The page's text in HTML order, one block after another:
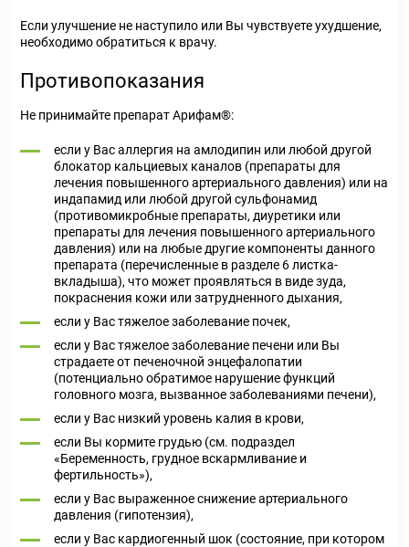
Если улучшение не наступило или Вы чувствуете ухудшение,
необходимо обратиться к врачу.
Противопоказания
Не принимайте препарат Арифам®:
если у Вас аллергия на амлодипин или любой другой
блокатор кальциевых каналов (препараты для
лечения повышенного артериального давления) или на
индапамид или любой другой сульфонамид
(противомикробные препараты, диуретики или
препараты для лечения повышенного артериального
давления) или на любые другие компоненты данного
препарата (перечисленные в разделе 6 листка-
вкладыша), что может проявляться в виде зуда,
покраснения кожи или затрудненного дыхания,
если у Вас тяжелое заболевание почек,
если у Вас тяжелое заболевание печени или Вы
страдаете от печеночной энцефалопатии
(потенциально обратимое нарушение функций
головного мозга, вызванное заболеваниями печени),
если у Вас низкий уровень калия в крови,
если Вы кормите грудью (см. подраздел
«Беременность, грудное вскармливание и
фертильность»),
если у Вас выраженное снижение артериального
давления (гипотензия),
если у Вас кардиогенный шок (состояние, при котором